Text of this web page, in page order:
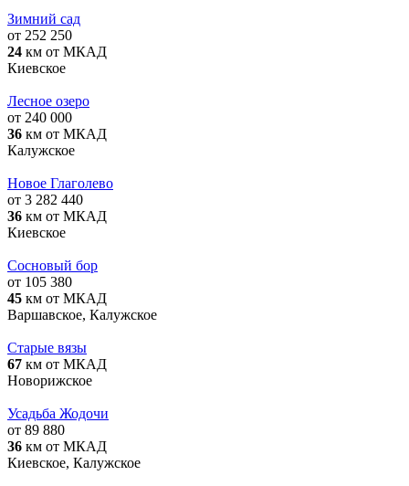
Зимний сад
от 252 250
24 км от МКАД
Киевское
Лесное озеро
от 240 000
36 км от МКАД
Калужское
Новое Глаголево
от 3 282 440
36 км от МКАД
Киевское
Сосновый бор
от 105 380
45 км от МКАД
Варшавское, Калужское
Старые вязы
67 км от МКАД
Новорижское
Усадьба Жодочи
от 89 880
36 км от МКАД
Киевское, Калужское